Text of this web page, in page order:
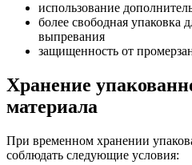
использование
более свободная упаковка
выпревания
защищенность от
Хранение
материала
При временном хранении
соблюдать следующие условия: